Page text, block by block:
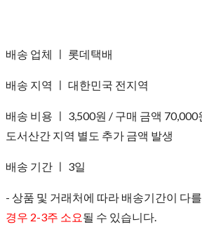
배송 업체 ㅣ 롯데택배
배송 지역 ㅣ 대한민국 전지역
배송 비용 ㅣ 3,500원 / 구매 금액
도서산간 지역 별도 추가 금액 발생
배송 기간 ㅣ 3일
- 상품 및 거래처에 따라 배송기간이 다
경우 2-3주 소요될 수 있습니다.